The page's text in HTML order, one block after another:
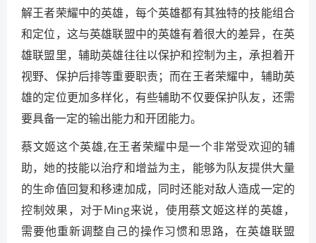
解王者荣耀中的英雄，每个英雄都有其独特的技能组合
和定位，这与英雄联盟中的英雄有着很大的差异，在英
雄联盟里，辅助英雄往往以保护和控制为主，承担着开
视野、保护后排等重要职责；而在王者荣耀中，辅助英
雄的定位更加多样化，有些辅助不仅要保护队友，还需
要具备一定的输出能力和开团能力。
蔡文姬这个英雄,在王者荣耀中是一个非常受欢迎的辅
助，她的技能以治疗和增益为主，能够为队友提供大量
的生命值回复和移速加成，同时还能对敌人造成一定的
控制效果，对于Ming来说，使用蔡文姬这样的英雄，
需要他重新调整自己的操作习惯和思路，在英雄联盟